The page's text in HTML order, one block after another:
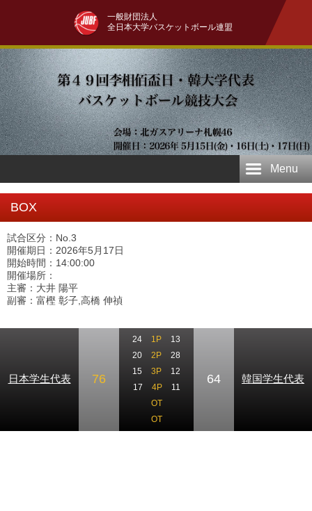
一般財団法人
全日本大学バスケットボール連盟
Menu
BOX
試合区分：No.3
開催期日：2026年5月17日
開始時間：14:00:00
開催場所：
主審：大井 陽平
副審：富樫 彰子,高橋 伸禎
日本学生代表 76
24 1P
13
20
2P
28
15
3P
12
17
4P
11
OT
OT
64 韓国学生代表